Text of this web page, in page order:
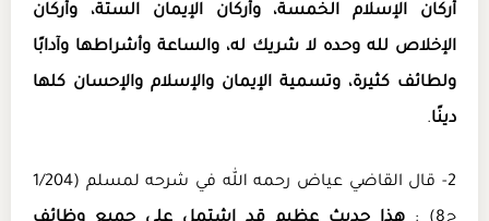
أركان الإسلام الخمسة، وأركان الإيمان الستة، وأركان
الإخلاص لله وحده لا شريك له، والساعة وأشراطها وآدابًا
ولطائف كثيرة، وتسمية الإيمان والإسلام والإحسان كلها
دينًا.
2- قال القاضي عياض رحمه الله في شرحه لمسلم (1/204